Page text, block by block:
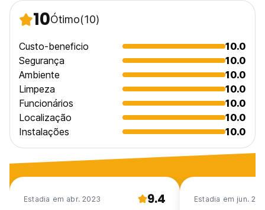
10Ótimo(10)
Custo-beneficio
10.0
Segurança
10.0
Ambiente
10.0
Limpeza
10.0
Funcionários
10.0
Localização
10.0
Instalações
10.0
Estadia em abr. 2023 9.4 Estadia em jun.